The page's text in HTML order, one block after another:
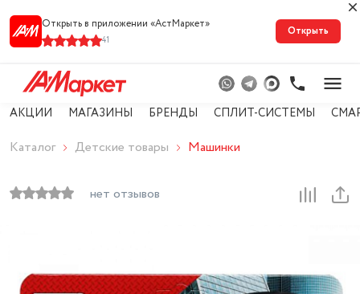
Открыть в приложении «АстМарке‪т‬»
41
Открыть
АКЦИИ МАГАЗИНЫ БРЕНДЫ СПЛИТ-СИСТЕМЫ
Каталог Детские товары Машинки
нет отзывов